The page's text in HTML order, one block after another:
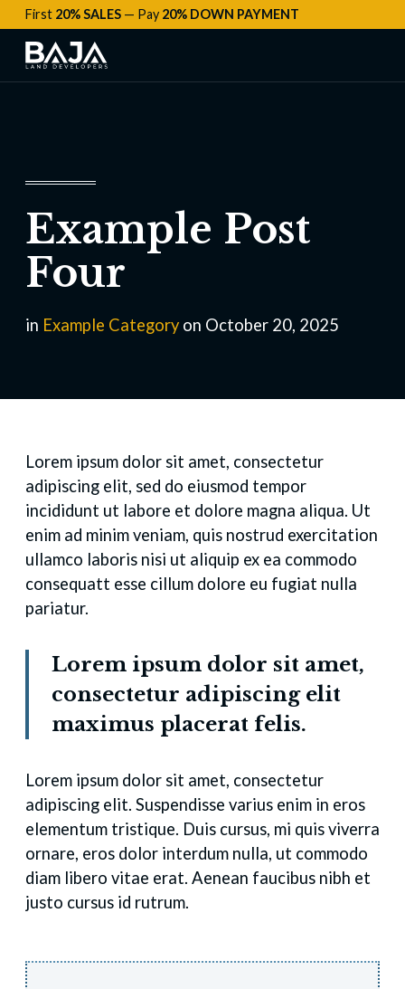
First 20% SALES— Pay 20% DOWN PAYMENT
Example Post
Four
in Example Categoryon October 20, 2025
Lorem ipsum dolor sit amet, consectetur
adipiscing elit, sed do eiusmod tempor
incididunt ut labore et dolore magna aliqua. Ut
enim ad minim veniam, quis nostrud exercitation
ullamco laboris nisi ut aliquip ex ea commodo
consequatt esse cillum dolore eu fugiat nulla
pariatur.
Lorem ipsum dolor sit amet,
consectetur adipiscing elit
maximus placerat felis.
Lorem ipsum dolor sit amet, consectetur
adipiscing elit. Suspendisse varius enim in eros
elementum tristique. Duis cursus, mi quis viverra
ornare, eros dolor interdum nulla, ut commodo
diam libero vitae erat. Aenean faucibus nibh et
justo cursus id rutrum.